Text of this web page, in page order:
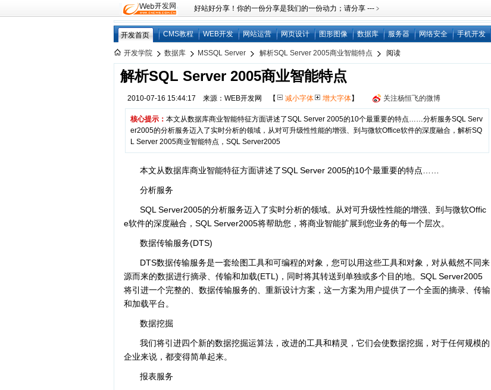
好站好分享！你的一份分享是我们的一份动力；请分享 ---﹥
开发首页 CMS教程 WEB开发 网站运营 网页设计 图形图像 数据库 服务器 网络安全 手机开发
开发学院 数据库 MSSQL Server 解析SQL Server 2005商业智能特点 阅读
解析SQL Server 2005商业智能特点
2010-07-16 15:44:17 来源：WEB开发网 【 减小字体 增大字体】 关注杨恒飞的微博
核心提示： 本文从数据库商业智能特征方面讲述了SQL Server 2005的10个最重要的特点……分析服务SQL Serv
er2005的分析服务迈入了实时分析的领域，从对可升级性性能的增强、到与微软Office软件的深度融合，解析SQ
L Server 2005商业智能特点，SQL Server2005
本文从数据库商业智能特征方面讲述了SQL Server 2005的10个最重要的特点……
分析服务
SQL Server2005的分析服务迈入了实时分析的领域。从对可升级性性能的增强、到与微软Offic
e软件的深度融合，SQL Server2005将帮助您，将商业智能扩展到您业务的每一个层次。
数据传输服务(DTS)
DTS数据传输服务是一套绘图工具和可编程的对象，您可以用这些工具和对象，对从截然不同来
源而来的数据进行摘录、传输和加载(ETL)，同时将其转送到单独或多个目的地。SQL Server2005
将引进一个完整的、数据传输服务的、重新设计方案，这一方案为用户提供了一个全面的摘录、传输
和加载平台。
数据挖掘
我们将引进四个新的数据挖掘运算法，改进的工具和精灵，它们会使数据挖掘，对于任何规模的
企业来说，都变得简单起来。
报表服务